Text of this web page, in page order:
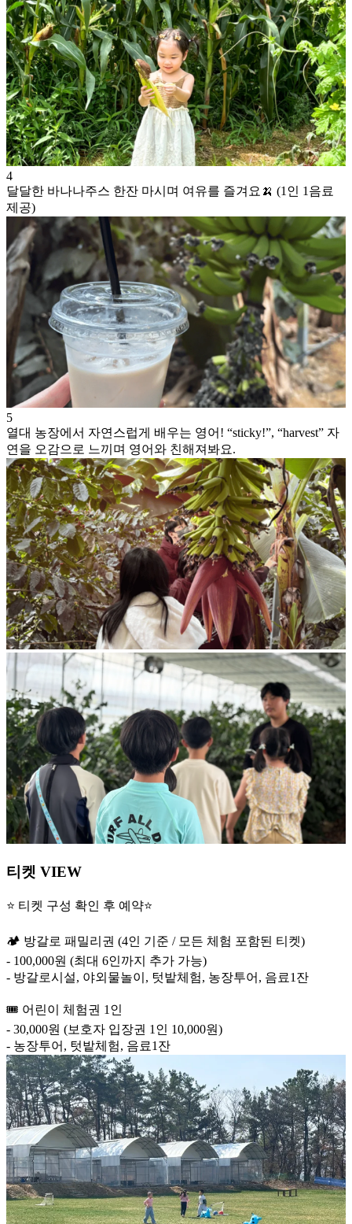
4
달달한 바나나주스 한잔 마시며 여유를 즐겨요🍌 (1인 1음료
제공)
5
열대 농장에서 자연스럽게 배우는 영어! “sticky!”, “harvest” 자
연을 오감으로 느끼며 영어와 친해져봐요.
티켓 VIEW
⭐️ 티켓 구성 확인 후 예약⭐️
🏕️ 방갈로 패밀리권 (4인 기준 / 모든 체험 포함된 티켓)
- 100,000원 (최대 6인까지 추가 가능)
- 방갈로시설, 야외물놀이, 텃밭체험, 농장투어, 음료1잔
🎟️ 어린이 체험권 1인
- 30,000원 (보호자 입장권 1인 10,000원)
- 농장투어, 텃밭체험, 음료1잔